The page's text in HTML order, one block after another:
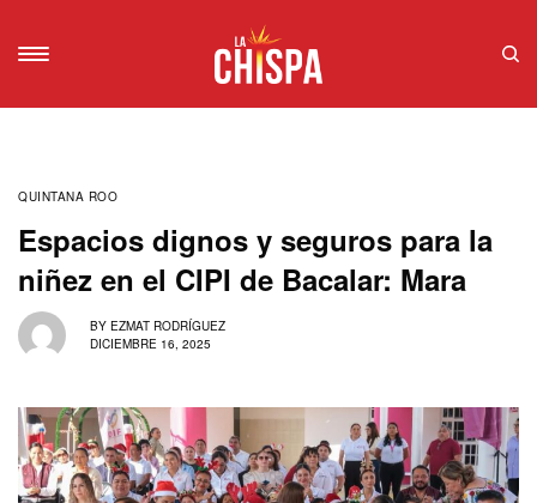
QUINTANA ROO
Espacios dignos y seguros para la
niñez en el CIPI de Bacalar: Mara
BY EZMAT RODRÍGUEZ
DICIEMBRE 16, 2025